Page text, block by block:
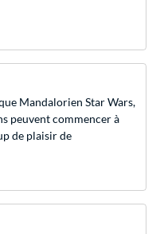
Mandalorien Star Wars,
peuvent commencer à
de plaisir de